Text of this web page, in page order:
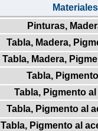
Materiales
Pinturas,
Tabla, Madera,
Tabla, Madera,
Tabla, Pigmento
Tabla, Pigmento
Tabla, Pigmento al
Tabla, Pigmento al